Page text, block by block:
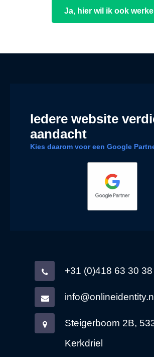
Ja, hier wil ik ook
Iedere website
aandacht
Kies daarom voor een Google
+31 (0)418 63 30 38
Steigerboom 2B,
Kerkdriel